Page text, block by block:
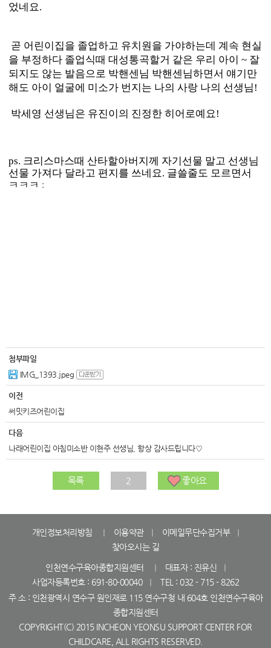
었네요.
곧 어린이집을 졸업하고 유치원을 가야하는데 계속 현실
을 부정하다 졸업식때 대성통곡할거 같은 우리 아이 ~ 잘
되지도 않는 발음으로 박핸센님 박핸센님하면서 얘기만
해도 아이 얼굴에 미소가 번지는 나의 사랑 나의 선생님!
박세영 선생님은 유진이의 진정한 히어로예요!
ps. 크리스마스때 산타할아버지께 자기선물 말고 선생님
선물 가져다 달라고 편지를 쓰네요. 글쓸줄도 모르면서
ㅋㅋㅋ :
첨부파일
IMG_1393.jpeg
이전
써밋키즈어린이집
다음
나래어린이집 아침미소반 이현주 선생님, 항상 감사드립니다♡
목록 2 좋아요
개인정보처리방침 이용약관
이메일무단수집거부
찾아오시는 길
인천연수구육아종합지원센터
대표자 : 진유신
사업자등록번호 : 691-80-00040
TEL : 032 - 715 - 8262
주 소 : 인천광역시 연수구 원인재로 115 연수구청 내 604호 인천연수구육아
종합지원센터
COPYRIGHT(C) 2015 INCHEON YEONSU SUPPORT CENTER FOR
CHILDCARE, ALL RIGHTS RESERVED.